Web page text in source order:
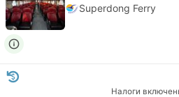
Superdong Ferry
Налоги